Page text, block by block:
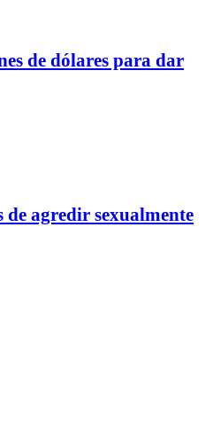
de dólares para dar
de agredir sexualmente